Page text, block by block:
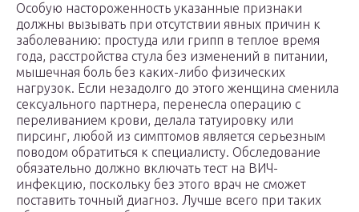
Особую настороженность указанные признаки
должны вызывать при отсутствии явных причин к
заболеванию: простуда или грипп в теплое время
года, расстройства стула без изменений в питании,
мышечная боль без каких-либо физических
нагрузок. Если незадолго до этого женщина сменила
сексуального партнера, перенесла операцию с
переливанием крови, делала татуировку или
пирсинг, любой из симптомов является серьезным
поводом обратиться к специалисту. Обследование
обязательно должно включать тест на ВИЧ-
инфекцию, поскольку без этого врач не сможет
поставить точный диагноз. Лучше всего при таких